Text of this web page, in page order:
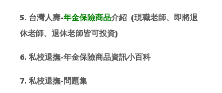
5. 台灣人壽-年金保險商品介紹 (現職老師、即將退
休老師、退休老師皆可投資)
6. 私校退撫-年金保險商品資訊小百科
7. 私校退撫-問題集